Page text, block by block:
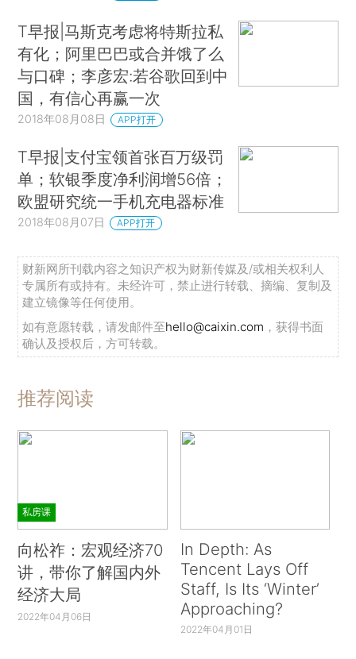
T早报|马斯克考虑将特斯拉私
有化；阿里巴巴或合并饿了么
与口碑；李彦宏:若谷歌回到中
国，有信心再赢一次
2018年08月08日 APP打开
T早报|支付宝领首张百万级罚
单；软银季度净利润增56倍；
欧盟研究统一手机充电器标准
2018年08月07日 APP打开
财新网所刊载内容之知识产权为财新传媒及/或相关权利人
专属所有或持有。未经许可，禁止进行转载、摘编、复制及
建立镜像等任何使用。
如有意愿转载，请发邮件至hello@caixin.com ，获得书面
确认及授权后，方可转载。
推荐阅读
私房课
向松祚：宏观经济70
讲，带你了解国内外
经济大局
2022年04月06日
In Depth: As
Tencent Lays Off
Staff, Is Its ‘Winter’
Approaching?
2022年04月01日